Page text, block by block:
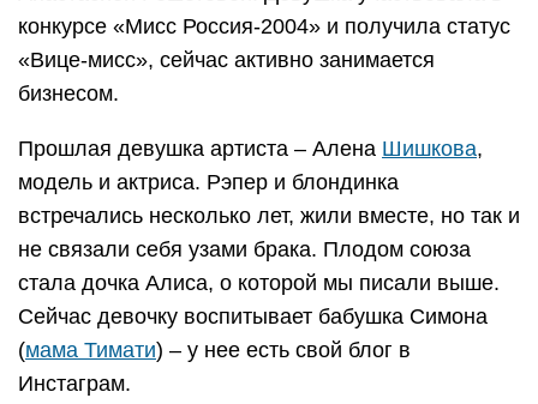
конкурсе «Мисс Россия-2004» и получила статус
«Вице-мисс», сейчас активно занимается
бизнесом.
Прошлая девушка артиста – Алена Шишкова,
модель и актриса. Рэпер и блондинка
встречались несколько лет, жили вместе, но так и
не связали себя узами брака. Плодом союза
стала дочка Алиса, о которой мы писали выше.
Сейчас девочку воспитывает бабушка Симона
(мама Тимати) – у нее есть свой блог в
Инстаграм.